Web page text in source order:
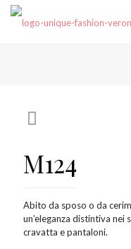
M124
Abito da sposo o da
un’eleganza distintiva
cravatta e pantaloni.